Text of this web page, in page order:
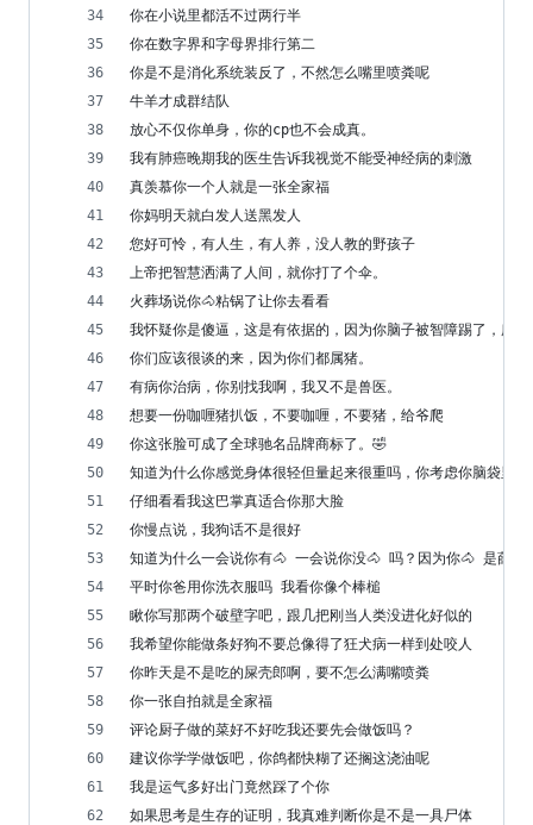
你在小说里都活不过两行半
你在数字界和字母界排行第二
你是不是消化系统装反了，不然怎么嘴里喷粪呢
​牛羊才成群结队
放心不仅你单身，你的cp也不会成真。
我有肺癌晚期我的医生告诉我视觉不能受神经病的刺激
真羡慕你一个人就是一张全家福
你妈明天就白发人送黑发人
您好可怜，有人生，有人养，没人教的野孩子
上帝把智慧洒满了人间，就你打了个伞。
火葬场说你🐴️粘锅了让你去看看
我怀疑你是傻逼，这是有依据的，因为你脑子被智障踢了，所
你们应该很谈的来，因为你们都属猪。
有病你治病，你别找我啊，我又不是兽医。
想要一份咖喱猪扒饭，不要咖喱，不要猪，给爷爬
你这张脸可成了全球驰名品牌商标了。🤣
知道为什么你感觉身体很轻但量起来很重吗，你考虑你脑袋里的
仔细看看我这巴掌真适合你那大脸
你慢点说，我狗话不是很好
知道为什么一会说你有🐴 一会说你没🐴 吗？因为你🐴 是薛
平时你爸用你洗衣服吗 我看你像个棒槌
瞅你写那两个破壁字吧，跟几把刚当人类没进化好似的
我希望你能做条好狗不要总像得了狂犬病一样到处咬人
你昨天是不是吃的屎壳郎啊，要不怎么满嘴喷粪
你一张自拍就是全家福
评论厨子做的菜好不好吃我还要先会做饭吗？
建议你学学做饭吧，你鸽都快糊了还搁这浇油呢
我是运气多好出门竟然踩了个你
如果思考是生存的证明，我真难判断你是不是一具尸体